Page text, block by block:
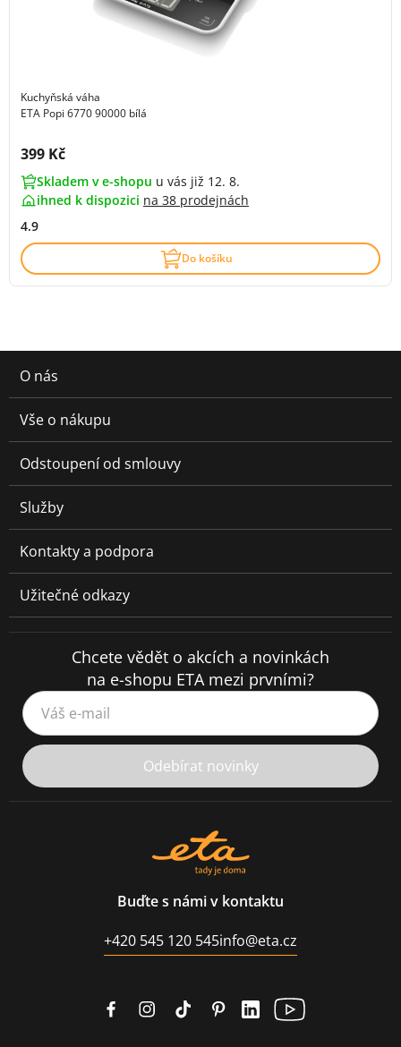
Kuchyňská váha
ETA Popi 6770 90000 bílá
Cena s DPH:
399 Kč
Skladem v e-shopu u vás již 12. 8.
ihned k dispozici na 38 prodejnách
4.9
Do košíku
O nás
Vše o nákupu
Odstoupení od smlouvy
Služby
Kontakty a podpora
Užitečné odkazy
Chcete vědět o akcích a novinkách
na e-shopu ETA mezi prvními?
Váš e-mail
Odebírat novinky
Buďte s námi v kontaktu
+420 545 120 545info@eta.cz